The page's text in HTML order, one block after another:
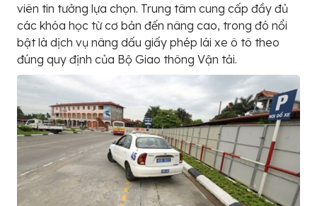
viên tin tưởng lựa chọn. Trung tâm cung cấp đầy đủ
các khóa học từ cơ bản đến nâng cao, trong đó nổi
bật là dịch vụ nâng dấu giấy phép lái xe ô tô theo
đúng quy định của Bộ Giao thông Vận tải.